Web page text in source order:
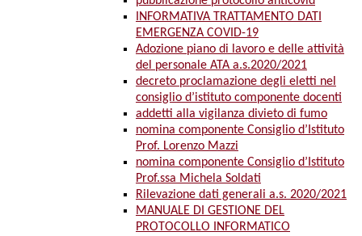
INFORMATIVA TRATTAMENTO DATI
EMERGENZA COVID-19
Adozione piano di lavoro e delle attività
del personale ATA a.s.2020/2021
decreto proclamazione degli eletti nel
consiglio d’istituto componente docenti
addetti alla vigilanza divieto di fumo
nomina componente Consiglio d’Istituto
Prof. Lorenzo Mazzi
nomina componente Consiglio d’Istituto
Prof.ssa Michela Soldati
Rilevazione dati generali a.s. 2020/2021
MANUALE DI GESTIONE DEL
PROTOCOLLO INFORMATICO